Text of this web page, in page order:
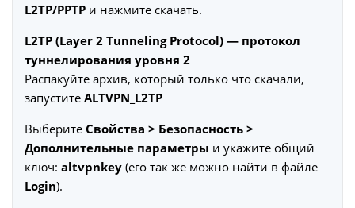
L2TP/PPTP и нажмите скачать.
L2TP (Layer 2 Tunneling Protocol) — протокол
туннелирования уровня 2
Распакуйте архив, который только что скачали,
запустите ALTVPN_L2TP
Выберите Свойства > Безопасность >
Дополнительные параметры и укажите общий
ключ: altvpnkey (его так же можно найти в файле
Login).